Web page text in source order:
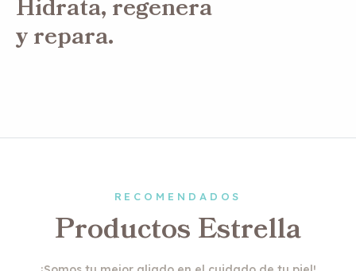
Hidrata, regenera
y repara.
RECOMENDADOS
Productos Estrella